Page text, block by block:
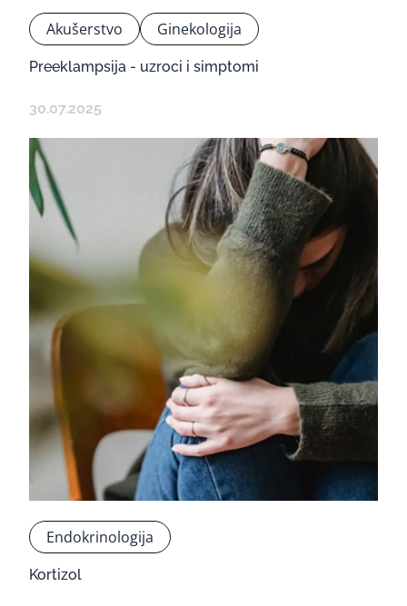
Akušerstvo Ginekologija
Preeklampsija - uzroci i simptomi
30.07.2025
Endokrinologija
Kortizol